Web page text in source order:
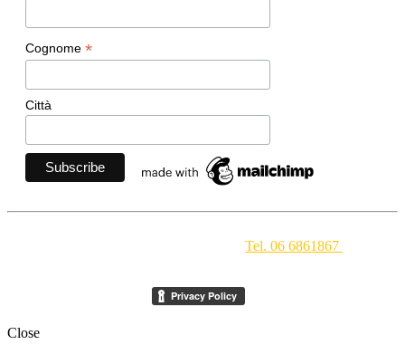
Cognome *
Città
Tel. 06 6861867
Close